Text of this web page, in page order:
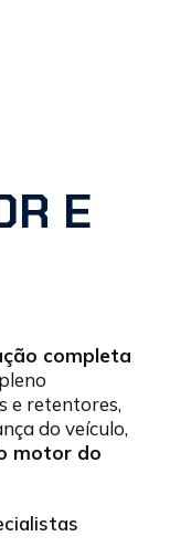
E
completa
e retentores,
do veículo,
motor do